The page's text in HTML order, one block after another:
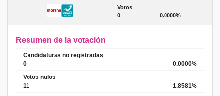
Votos
0
0.0000%
Resumen de la votación
Candidaturas no registradas
0
0.0000%
Votos nulos
11
1.8581%